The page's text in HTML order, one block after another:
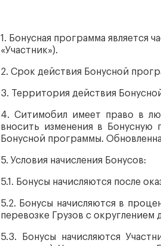
1. Бонусная программа является
«Участник»).
2. Срок действия Бонусной
3. Территория действия
4. Ситимобил имеет право в
вносить изменения в Бонусную
Бонусной программы.
5. Условия начисления Бонусов:
5.1. Бонусы начисляются после
5.2. Бонусы начисляются в
перевозке Грузов с
5.3.
Бонусы начисляются